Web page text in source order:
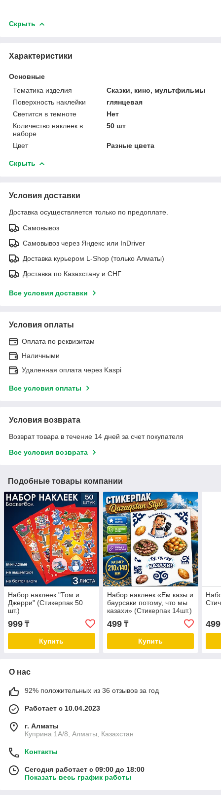
Скрыть
Характеристики
Основные
Тематика изделия
Сказки, кино, мультфильмы
Поверхность наклейки
глянцевая
Светится в темноте
Нет
Количество наклеек в
наборе
50 шт
Цвет Разные цвета
Скрыть
Условия доставки
Доставка осуществляется только по предоплате.
Самовывоз
Самовывоз через Яндекс или InDriver
Доставка курьером L-Shop (только Алматы)
Доставка по Казахстану и СНГ
Все условия доставки
Условия оплаты
Оплата по реквизитам
Наличными
Удаленная оплата через Kaspi
Все условия оплаты
Условия возврата
Возврат товара в течение 14 дней за счет покупателя
Все условия возврата
Подобные товары компании
Набор наклеек "Том и
Джерри" (Стикерпак 50
шт.)
999 ₸
Купить
Набор наклеек «Ем казы и
баурсаки потому, что мы
казахи» (Стикерпак 14шт.)
499₸
Купить
499
О нас
92% положительных из 36 отзывов за год
Работает с 10.04.2023
г. Алматы
Куприна 1A/8, Алматы, Казахстан
Контакты
Сегодня работает с 09:00 до 18:00
Показать весь график работы